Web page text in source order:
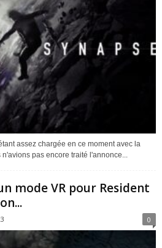
assez chargée en ce moment avec la
pas encore traité l'annonce...
mode VR pour Resident
0